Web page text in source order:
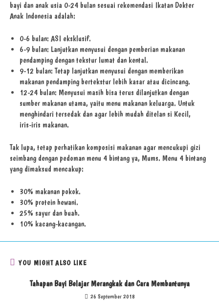
bayi dan anak usia 0-24 bulan sesuai rekomendasi Ikatan Dokter
Anak Indonesia adalah:
0-6 bulan: ASI eksklusif.
6-9 bulan: Lanjutkan menyusui dengan pemberian makanan
pendamping dengan tekstur lumat dan kental.
9-12 bulan: Tetap lanjutkan menyusui dengan memberikan
makanan pendamping bertekstur lebih kasar atau dicincang.
12-24 bulan: Menyusui masih bisa terus dilanjutkan dengan
sumber makanan utama, yaitu menu makanan keluarga. Untuk
menghindari tersedak dan agar lebih mudah ditelan si Kecil,
iris-iris makanan.
Tak lupa, tetap perhatikan komposisi makanan agar mencukupi gizi
seimbang dengan pedoman menu 4 bintang ya, Mums. Menu 4 bintang
yang dimaksud mencakup:
30% makanan pokok.
30% protein hewani.
25% sayur dan buah.
10% kacang-kacangan.
YOU MIGHT ALSO LIKE
Tahapan Bayi Belajar Merangkak dan Cara Membantunya
26 September 2018